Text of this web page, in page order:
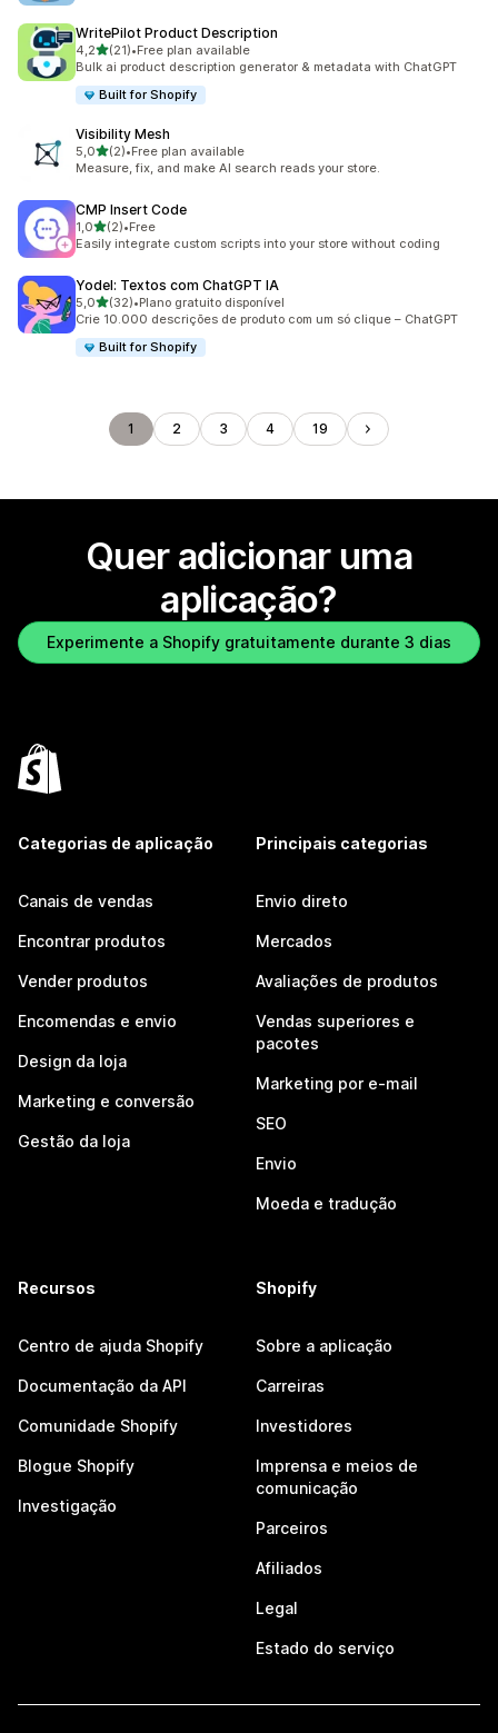
WritePilot Product Description
4,2de 5 estrelas
(21)
21 total de avaliações
•Free plan available
Bulk ai product description generator & metadata with ChatGPT
Built for Shopify
Visibility Mesh
5,0de 5 estrelas
(2)
2 total de avaliações
•Free plan available
Measure, fix, and make AI search reads your store.
CMP Insert Code
1,0de 5 estrelas
(2)
2 total de avaliações
•Free
Easily integrate custom scripts into your store without coding
Yodel: Textos com ChatGPT IA
5,0de 5 estrelas
(32)
32 total de avaliações
•Plano gratuito disponível
Crie 10.000 descrições de produto com um só clique – ChatGPT
Built for Shopify
1 2 3 4 19
Quer adicionar uma
aplicação?
Experimente a Shopify gratuitamente durante 3 dias
Categorias de aplicação
Canais de vendas
Encontrar produtos
Vender produtos
Encomendas e envio
Design da loja
Marketing e conversão
Gestão da loja
Principais categorias
Envio direto
Mercados
Avaliações de produtos
Vendas superiores e
pacotes
Marketing por e-mail
SEO
Envio
Moeda e tradução
Recursos
Centro de ajuda Shopify
Documentação da API
Comunidade Shopify
Blogue Shopify
Investigação
Shopify
Sobre a aplicação
Carreiras
Investidores
Imprensa e meios de
comunicação
Parceiros
Afiliados
Legal
Estado do serviço